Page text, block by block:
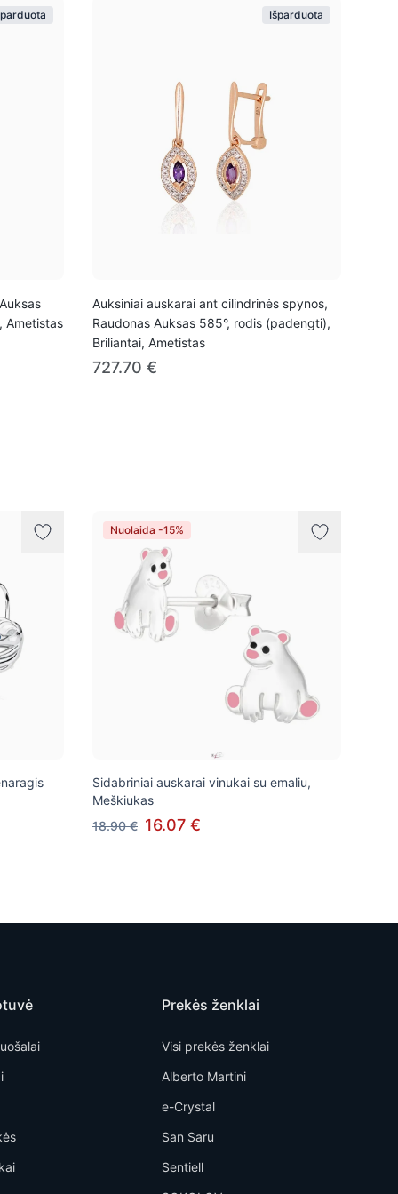
Ametistas
Išparduota
Auksiniai auskarai ant cilindrinės spynos,
Raudonas Auksas 585°, rodis (padengti),
Briliantai, Ametistas
727.70 €
Nuolaida -15%
Sidabriniai auskarai vinukai su emaliu,
Meškiukas
18.90 € 16.07 €
Prekės ženklai
Visi prekės ženklai
Alberto Martini
e-Crystal
San Saru
Sentiell